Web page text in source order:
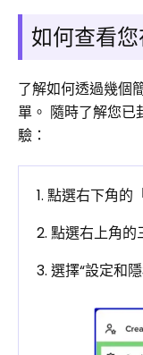
如何查看
了解如何透過幾個
單。 隨時了解您已
驗：
1. 點選右下角的
2. 點選右上角的
3. 選擇“設定和隱